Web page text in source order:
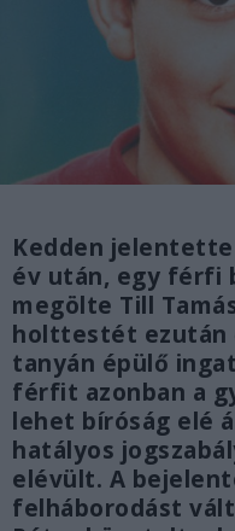
Kedden
év után, egy férfi
megölte Till
holttestét ezután
tanyán épülő
férfit azonban a
lehet bíróság elé
hatályos
elévült. A
felháborodást